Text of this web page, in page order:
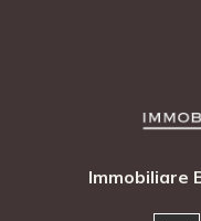
Immobiliare